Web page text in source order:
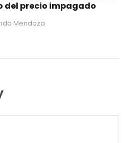
del precio impagado
Mendoza